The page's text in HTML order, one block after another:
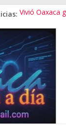
Vivió Oaxaca
Oaxaca
Vestimenta en
Aniversario